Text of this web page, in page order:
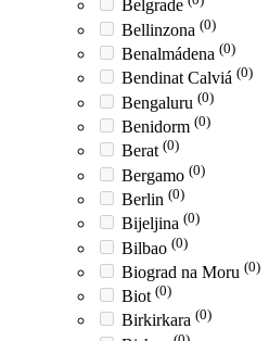
Belgrade
Bellinzona (0)
Benalmádena (0)
Bendinat Calviá (0)
Bengaluru (0)
Benidorm (0)
Berat (0)
Bergamo (0)
Berlin (0)
Bijeljina (0)
Bilbao (0)
Biograd na Moru (0)
Biot (0)
Birkirkara (0)